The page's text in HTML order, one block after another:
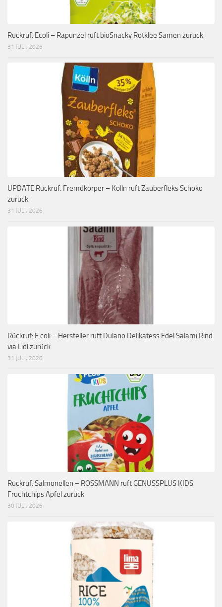
Rückruf: Ecoli – Rapunzel ruft bioSnacky Rotklee Samen zurück
31 JULI, 2026
UPDATE Rückruf: Fremdkörper – Kölln ruft Zauberfleks Schoko
zurück
31 JULI, 2026
Rückruf: E.coli – Hersteller ruft Dulano Delikatess Edel Salami Rind
via Lidl zurück
31 JULI, 2026
Rückruf: Salmonellen – ROSSMANN ruft GENUSSPLUS KIDS
Fruchtchips Apfel zurück
30 JULI, 2026